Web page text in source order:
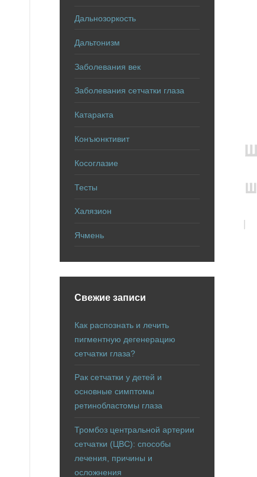
Дальнозоркость
Дальтонизм
Заболевания век
Заболевания сетчатки глаза
Катаракта
Конъюнктивит
Косоглазие
Тесты
Халязион
Ячмень
Свежие записи
Как распознать и лечить
пигментную дегенерацию
сетчатки глаза?
Рак сетчатки у детей и
основные симптомы
ретинобластомы глаза
Тромбоз центральной артерии
сетчатки (ЦВС): способы
лечения, причины и
осложнения